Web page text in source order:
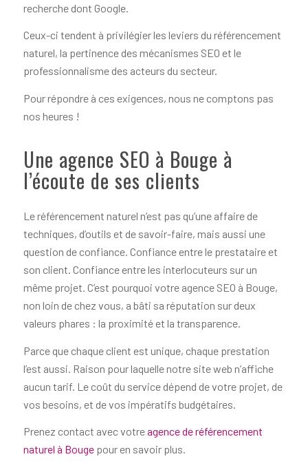
recherche dont Google.
Ceux-ci tendent à privilégier les leviers du référencement
naturel, la pertinence des mécanismes SEO et le
professionnalisme des acteurs du secteur.
Pour répondre à ces exigences, nous ne comptons pas
nos heures !
Une agence SEO à Bouge à
l’écoute de ses clients
Le référencement naturel n’est pas qu’une affaire de
techniques, d’outils et de savoir-faire, mais aussi une
question de confiance. Confiance entre le prestataire et
son client. Confiance entre les interlocuteurs sur un
même projet. C’est pourquoi votre agence SEO à Bouge,
non loin de chez vous, a bâti sa réputation sur deux
valeurs phares : la proximité et la transparence.
Parce que chaque client est unique, chaque prestation
l’est aussi. Raison pour laquelle notre site web n’affiche
aucun tarif. Le coût du service dépend de votre projet, de
vos besoins, et de vos impératifs budgétaires.
Prenez contact avec votreagence de référencement
naturel à Bougepour en savoir plus.